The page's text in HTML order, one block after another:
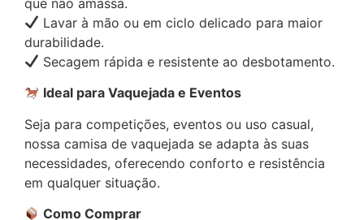
Lavar à mão ou em ciclo delicado para maior
durabilidade.
Secagem rápida e resistente ao desbotamento.
Ideal para Vaquejada e Eventos
Seja para competições, eventos ou uso casual,
nossa camisa de vaquejada se adapta às suas
necessidades, oferecendo conforto e resistência
em qualquer situação.
Como Comprar